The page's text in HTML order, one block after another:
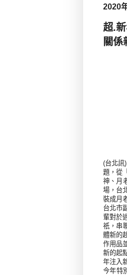
2020
超.
關係
(台北訊
題，從
神、月
場，台
裝成月
台北市
輩對於
祇，串
體新的
作用品
新的起
年注入
今年特